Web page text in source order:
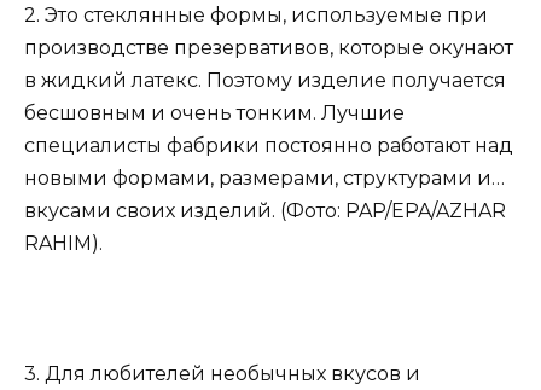
2. Это стеклянные формы, используемые при
производстве презервативов, которые окунают
в жидкий латекс. Поэтому изделие получается
бесшовным и очень тонким. Лучшие
специалисты фабрики постоянно работают над
новыми формами, размерами, структурами и…
вкусами своих изделий. (Фото: PAP/EPA/AZHAR
RAHIM).
3. Для любителей необычных вкусов и